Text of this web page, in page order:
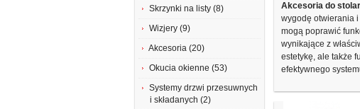
Skrzynki na listy (8)
Wizjery (9)
Akcesoria (20)
Okucia okienne (53)
Systemy drzwi przesuwnych
i składanych (2)
Akcesoria do
wygodę otwierania
mogą poprawić
wynikające z
estetykę, ale także
efektywnego